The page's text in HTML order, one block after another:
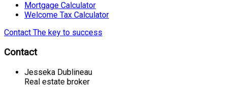
Mortgage Calculator
Welcome Tax Calculator
Contact The key to success
Contact
Jesseka Dublineau
Real estate broker